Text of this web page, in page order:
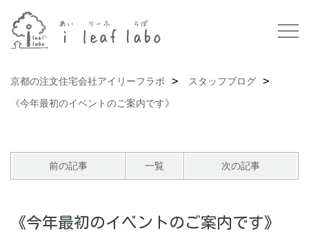
京都の注文住宅会社アイリーフラボ
スタッフブログ
《今年最初のイベントのご案内です》
前の記事 一覧 次の記事
《今年最初のイベントのご案内です》